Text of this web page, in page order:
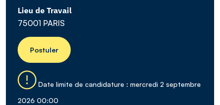
Lieu de Travail
75001 PARIS
Postuler
Date limite de candidature : mercredi 2 septembre
2026 00:00